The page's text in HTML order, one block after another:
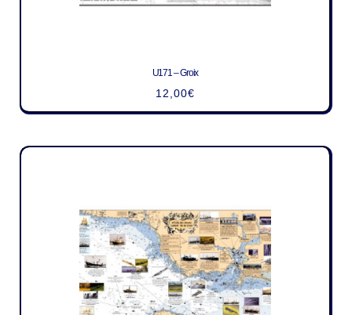
U171 – Groix
12,00€